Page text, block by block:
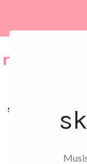
SOLD